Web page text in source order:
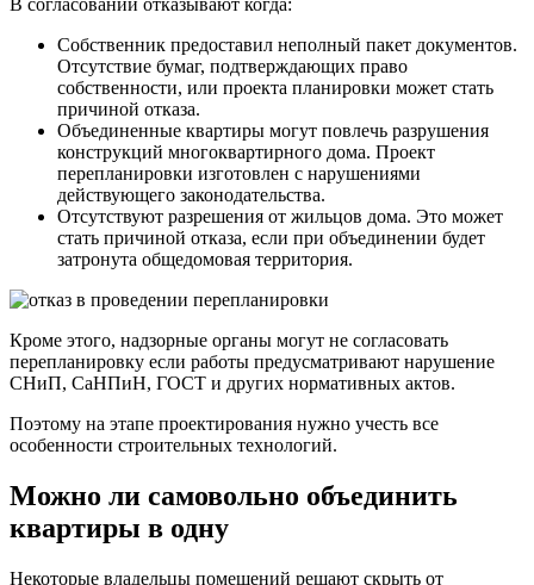
Собственник предоставил неполный пакет документов.
Отсутствие бумаг, подтверждающих право
собственности, или проекта планировки может стать
причиной отказа.
Объединенные квартиры могут повлечь разрушения
конструкций многоквартирного дома. Проект
перепланировки изготовлен с нарушениями
действующего законодательства.
Отсутствуют разрешения от жильцов дома. Это может
стать причиной отказа, если при объединении будет
затронута общедомовая территория.
Кроме этого, надзорные органы могут не согласовать
перепланировку если работы предусматривают нарушение
СНиП, СаНПиН, ГОСТ и других нормативных актов.
Поэтому на этапе проектирования нужно учесть все
особенности строительных технологий.
Можно ли самовольно объединить
квартиры в одну
Некоторые владельцы помещений решают скрыть от